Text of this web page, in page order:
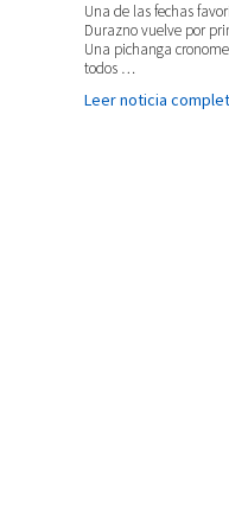
Una de las fechas
Durazno vuelve por
Una pichanga
todos …
Leer noticia